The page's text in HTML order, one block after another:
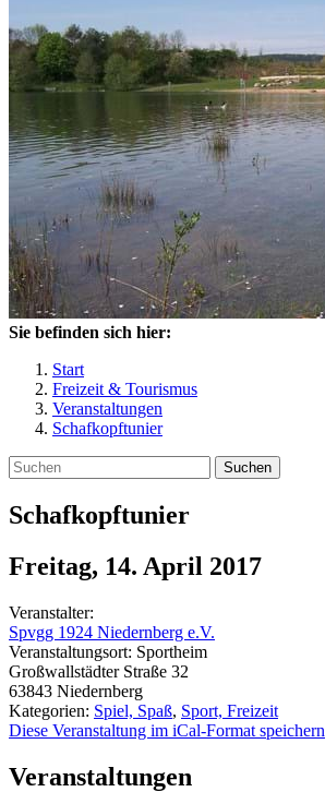
Sie befinden sich hier:
Start
Freizeit & Tourismus
Veranstaltungen
Schafkopftunier
Suchen
Schafkopftunier
Freitag, 14. April 2017
Veranstalter:
Spvgg 1924 Niedernberg e.V.
Veranstaltungsort: Sportheim
Großwallstädter Straße 32
63843 Niedernberg
Kategorien: Spiel, Spaß, Sport, Freizeit
Diese Veranstaltung im iCal-Format speichern
Veranstaltungen